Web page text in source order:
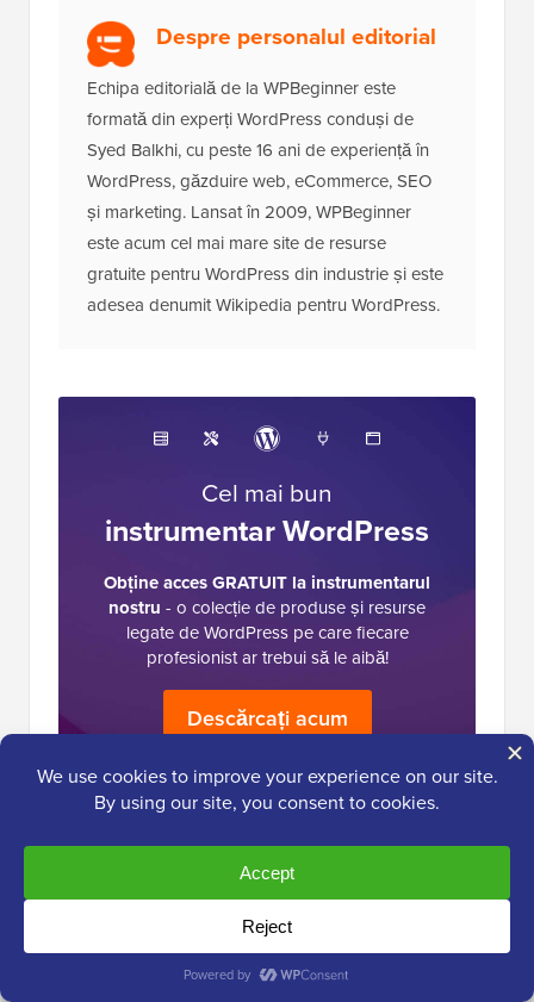
Despre personalul editorial
Echipa editorială de la WPBeginner este
formată din experți WordPress conduși de
Syed Balkhi, cu peste 16 ani de experiență în
WordPress, găzduire web, eCommerce, SEO
și marketing. Lansat în 2009, WPBeginner
este acum cel mai mare site de resurse
gratuite pentru WordPress din industrie și este
adesea denumit Wikipedia pentru WordPress.
Cel mai bun
instrumentar WordPress
Obține acces GRATUIT la instrumentarul
nostru - o colecție de produse și resurse
legate de WordPress pe care fiecare
profesionist ar trebui să le aibă!
Descărcați acum
Interacțiuni
222 Comentarii Lasă un răspuns
Echipa WPBeginner